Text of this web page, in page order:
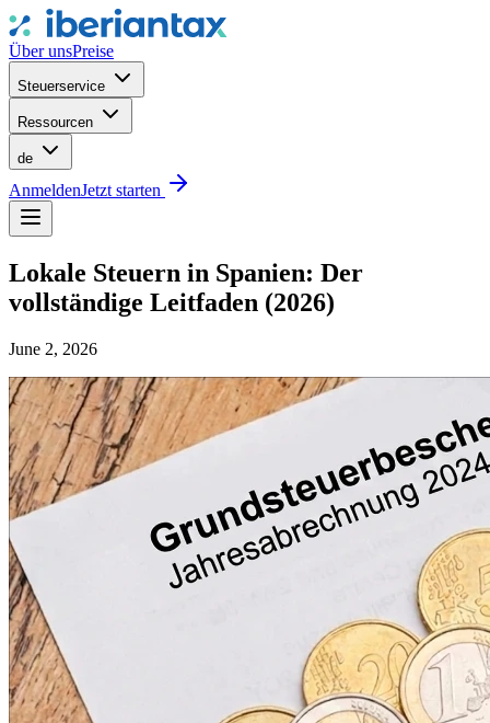
Über unsPreise
Steuerservice
Ressourcen
de
AnmeldenJetzt starten
Lokale Steuern in Spanien: Der
vollständige Leitfaden (2026)
June 2, 2026